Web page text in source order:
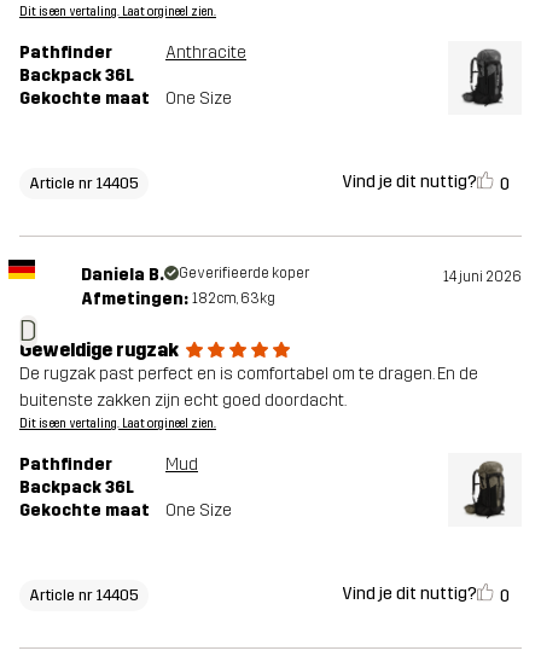
Dit is een vertaling. Laat orgineel zien.
Pathfinder
Backpack 36L
Anthracite
Gekochte maat One Size
Article nr 14405 Vind je dit nuttig? 0
D
Daniela B. Geverifieerde koper 14 juni 2026
Afmetingen: 182cm, 63kg
Geweldige rugzak
De rugzak past perfect en is comfortabel om te dragen. En de
buitenste zakken zijn echt goed doordacht.
Dit is een vertaling. Laat orgineel zien.
Pathfinder
Backpack 36L
Mud
Gekochte maat One Size
Article nr 14405 Vind je dit nuttig? 0